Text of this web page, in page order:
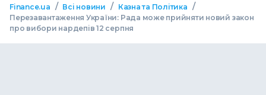
Finance.ua / Всі новини / Казна та Політика /
Перезавантаження України: Рада може прийняти новий закон
про вибори нардепів 12 серпня